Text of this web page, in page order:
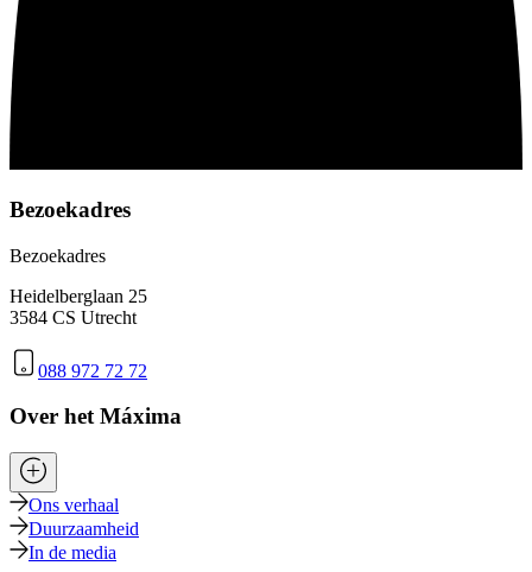
Bezoekadres
Bezoekadres
Heidelberglaan 25
3584 CS Utrecht
088 972 72 72
Over het Máxima
Ons verhaal
Duurzaamheid
In de media